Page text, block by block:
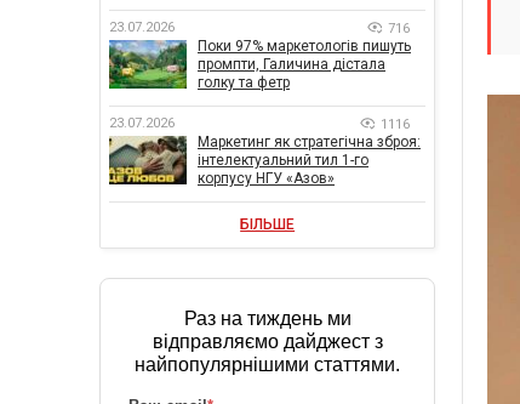
23.07.2026 716
Поки 97% маркетологів пишуть
промпти, Галичина дістала
голку та фетр
23.07.2026 1116
Маркетинг як стратегічна зброя:
інтелектуальний тил 1-го
корпусу НГУ «Азов»
БІЛЬШЕ
Раз на тиждень ми
відправляємо дайджест з
найпопулярнішими статтями.